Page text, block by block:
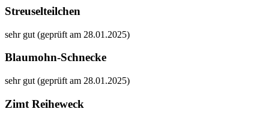
Streuselteilchen
sehr gut (geprüft am 28.01.2025)
Blaumohn-Schnecke
sehr gut (geprüft am 28.01.2025)
Zimt Reiheweck